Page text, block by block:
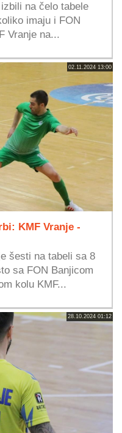
na čelo tabele
imaju i FON
Vranje na...
02.11.2024 13:00
KMF Vranje -
šesti na tabeli sa 8
sa FON Banjicom
kolu KMF...
28.10.2024 01:12